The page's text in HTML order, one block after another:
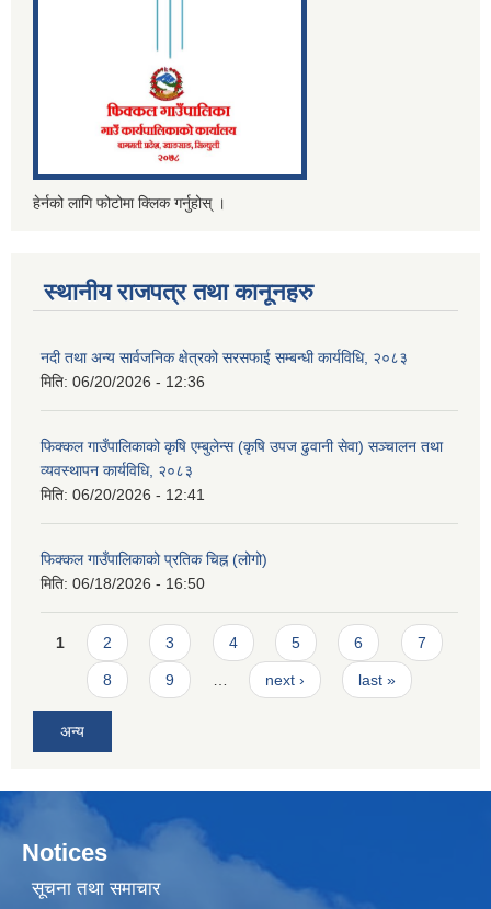
हेर्नको लागि फोटोमा क्लिक गर्नुहोस् ।
स्थानीय राजपत्र तथा कानूनहरु
नदी तथा अन्य सार्वजनिक क्षेत्रको सरसफाई सम्बन्धी कार्यविधि, २०८३
मिति: 06/20/2026 - 12:36
फिक्कल गाउँपालिकाको कृषि एम्बुलेन्स (कृषि उपज ढुवानी सेवा) सञ्चालन तथा
व्यवस्थापन कार्यविधि, २०८३
मिति: 06/20/2026 - 12:41
फिक्कल गाउँपालिकाको प्रतिक चिह्न (लोगो)
मिति: 06/18/2026 - 16:50
Pages
1 2 3 4 5 6 7
8 9 … next › last »
अन्य
Notices
सूचना तथा समाचार